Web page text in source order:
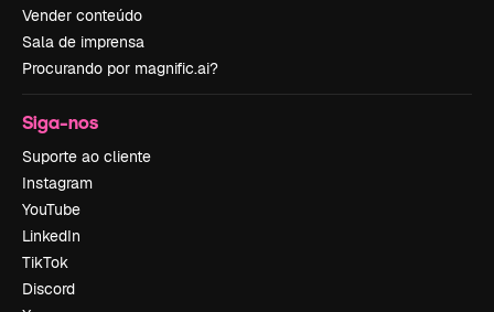
Vender conteúdo
Sala de imprensa
Procurando por magnific.ai?
Siga-nos
Suporte ao cliente
Instagram
YouTube
LinkedIn
TikTok
Discord